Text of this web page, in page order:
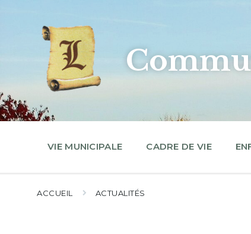
navigation
VIE MUNICIPALE CADRE DE VIE
ACCUEIL ACTUALITÉS